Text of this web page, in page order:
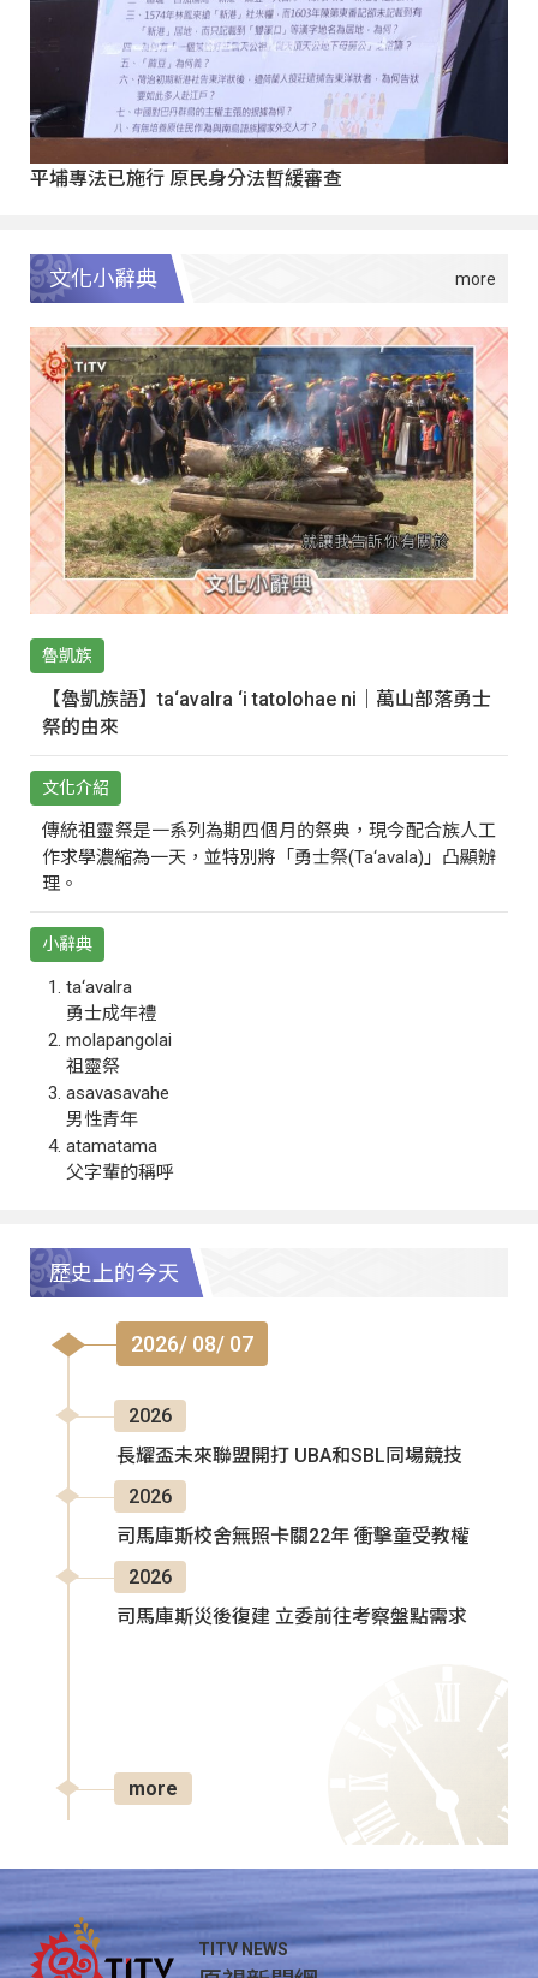
平埔專法已施行 原民身分法暫緩審查
文化小辭典
魯凱族
【魯凱族語】ta‘avalra ‘i tatolohae ni｜萬山部落勇士
祭的由來
文化介紹
傳統祖靈祭是一系列為期四個月的祭典，現今配合族人工
作求學濃縮為一天，並特別將「勇士祭(Ta‘avala)」凸顯辦
理。
小辭典
ta‘avalra
勇士成年禮
molapangolai
祖靈祭
asavasavahe
男性青年
atamatama
父字輩的稱呼
歷史上的今天
2026/ 08/ 07
2026
長耀盃未來聯盟開打 UBA和SBL同場競技
2026
司馬庫斯校舍無照卡關22年 衝擊童受教權
2026
司馬庫斯災後復建 立委前往考察盤點需求
more
TITV NEWS